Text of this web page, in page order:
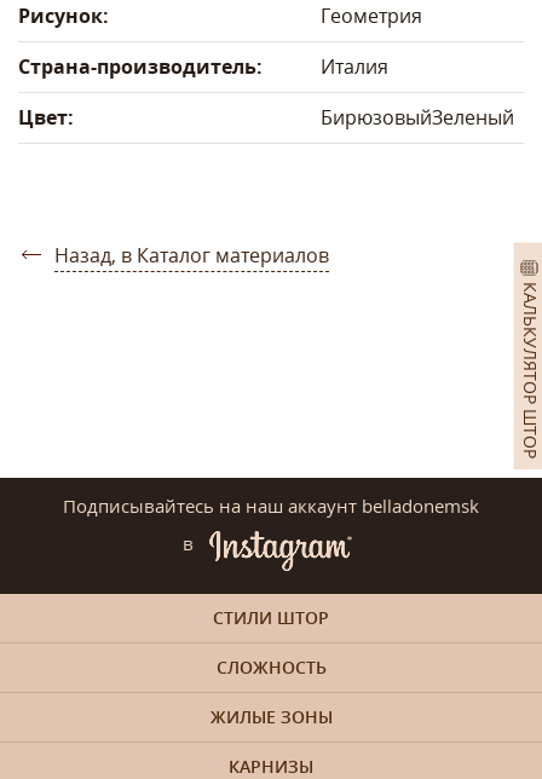
КАЛЬКУЛЯТОР ШТОР
Рисунок:
Геометрия
Страна-производитель:
Италия
Цвет:
БирюзовыйЗеленый
Назад, в Каталог материалов
Подписывайтесь на наш аккаунт belladonemsk
в
СТИЛИ ШТОР
СЛОЖНОСТЬ
ЖИЛЫЕ ЗОНЫ
КАРНИЗЫ